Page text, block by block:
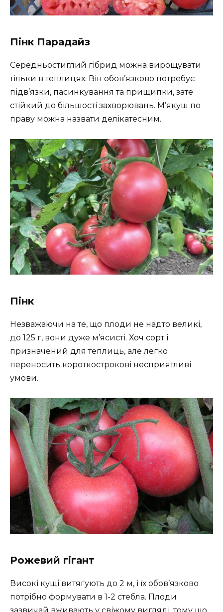
Пінк Парадайз
Середньостиглий гібрид можна вирощувати
тільки в теплицях. Він обов’язково потребує
підв’язки, пасинкування та прищипки, зате
стійкий до більшості захворювань. М’якуш по
праву можна назвати делікатесним.
Пінк
Незважаючи на те, що плоди не надто великі,
до 125 г, вони дуже м’ясисті. Хоч сорт і
призначений для теплиць, але легко
переносить короткострокові несприятливі
умови.
Рожевий гігант
Високі кущі витягують до 2 м, і їх обов’язково
потрібно формувати в 1-2 стебла. Плоди